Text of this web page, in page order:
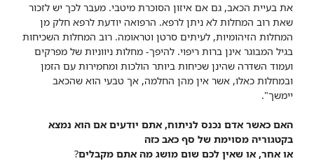
את בעיית הכאב, גם אם איזון הסוכרת מיטבי. מעבר לכך יש לזכור
שאת רוב המחלות לא ניתן לרפא. הרפואה יודעת לרפא חלק מן
המחלות הזיהומיות, לעיתים סרטן וטראומה. רוב המחלות השכיחות
בגיל המבוגר אינן ברות ריפוי. להיפך- מחלות ניווניות של מפרקים
ועמוד השדרה שהינן שכיחות ביותר הולכות ומחמירות עם הזמן
ובמחלות כאלו, אשר אין מהן החלמה, אך טבעי הוא שהכאב
יימשך".
האם כאשר אדם נכנס לניתוח, אתם יודעים אם הוא נמצא
בקטגוריה מסוימת של סף כאב כזה
או אחר, או שאין לכם שום מושג מה אתם מקבלים?